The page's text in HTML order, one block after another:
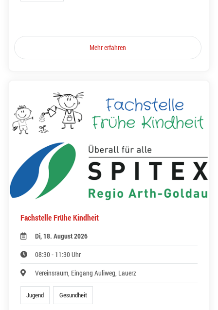
Mehr erfahren
Fachstelle Frühe Kindheit
Di, 18. August 2026
08:30 - 11:30 Uhr
Vereinsraum, Eingang Auliweg, Lauerz
Jugend Gesundheit